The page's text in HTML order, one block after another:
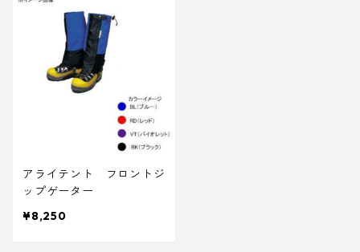
アライテント フロントジ
ップゲーター
¥8,250